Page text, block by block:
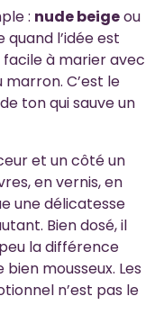
: nude beigeou
l’idée est
à marier avec
marron. C’est le
ton qui sauve un
et un côté un
en vernis, en
une délicatesse
Bien dosé, il
la différence
mousseux. Les
n’est pas le